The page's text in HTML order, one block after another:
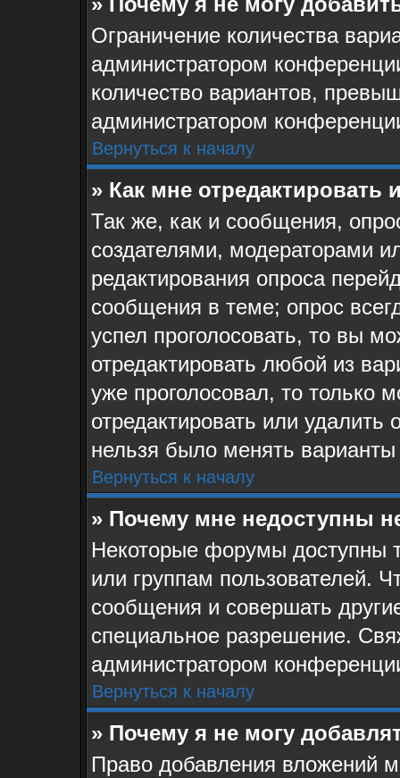
Ограничение количества
администратором
количество вариантов,
администратором
Вернуться к началу
» Как мне отредактировать
Так же, как и сообщения,
создателями, модераторами
редактирования опроса
сообщения в теме; опрос
успел проголосовать, то вы
отредактировать любой из
уже проголосовал, то только
отредактировать или
нельзя было менять
Вернуться к началу
» Почему мне недоступны
Некоторые форумы доступны
или группам пользователей.
сообщения и совершать
специальное разрешение.
администратором
Вернуться к началу
» Почему я не могу
Право добавления вложений